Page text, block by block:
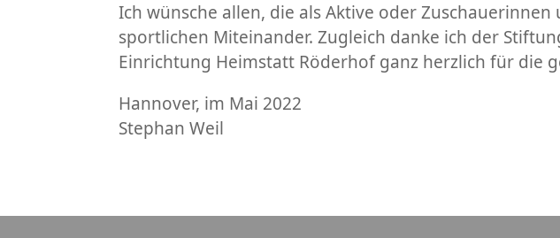
Ich wünsche allen, die als Aktive oder
sportlichen Miteinander. Zugleich danke ich der
Einrichtung Heimstatt Röderhof ganz herzlich für die
Hannover, im Mai 2022
Stephan Weil